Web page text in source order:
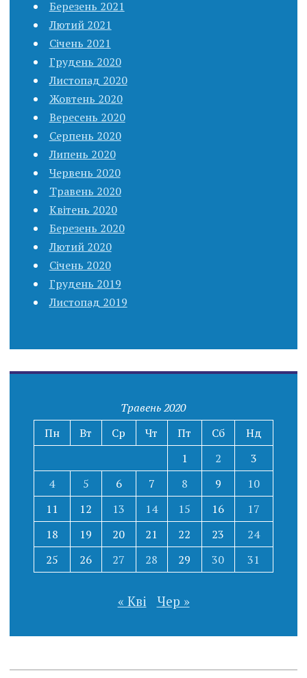
Березень 2021
Лютий 2021
Січень 2021
Грудень 2020
Листопад 2020
Жовтень 2020
Вересень 2020
Серпень 2020
Липень 2020
Червень 2020
Травень 2020
Квітень 2020
Березень 2020
Лютий 2020
Січень 2020
Грудень 2019
Листопад 2019
Травень 2020
Пн
Вт Ср Чт Пт Сб
Нд
1
2
3
4
5 6 7 8 9
10
11
12 13 14 15 16
17
18
19 20 21 22 23
24
25
26 27 28 29 30 31
« Кві Чер »